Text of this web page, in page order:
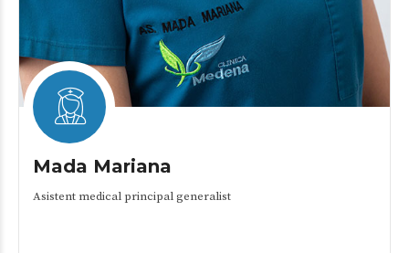
Mada Mariana
Asistent medical principal generalist